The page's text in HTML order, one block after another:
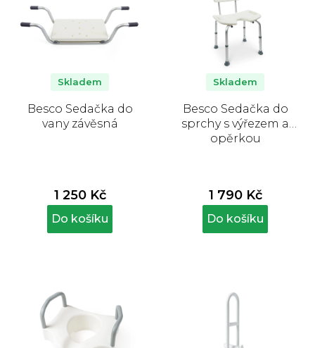
Besco Sedačka do
vany závěsná
Skladem
1 250 Kč
Do košíku
Besco Sedačka do
sprchy s výřezem a
opěrkou
Skladem
1 790 Kč
Do košíku